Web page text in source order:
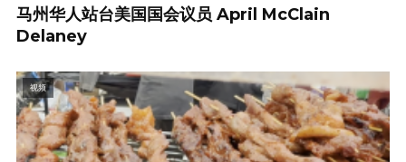
马州华人站台美国国会议员 April McClain
Delaney
视频